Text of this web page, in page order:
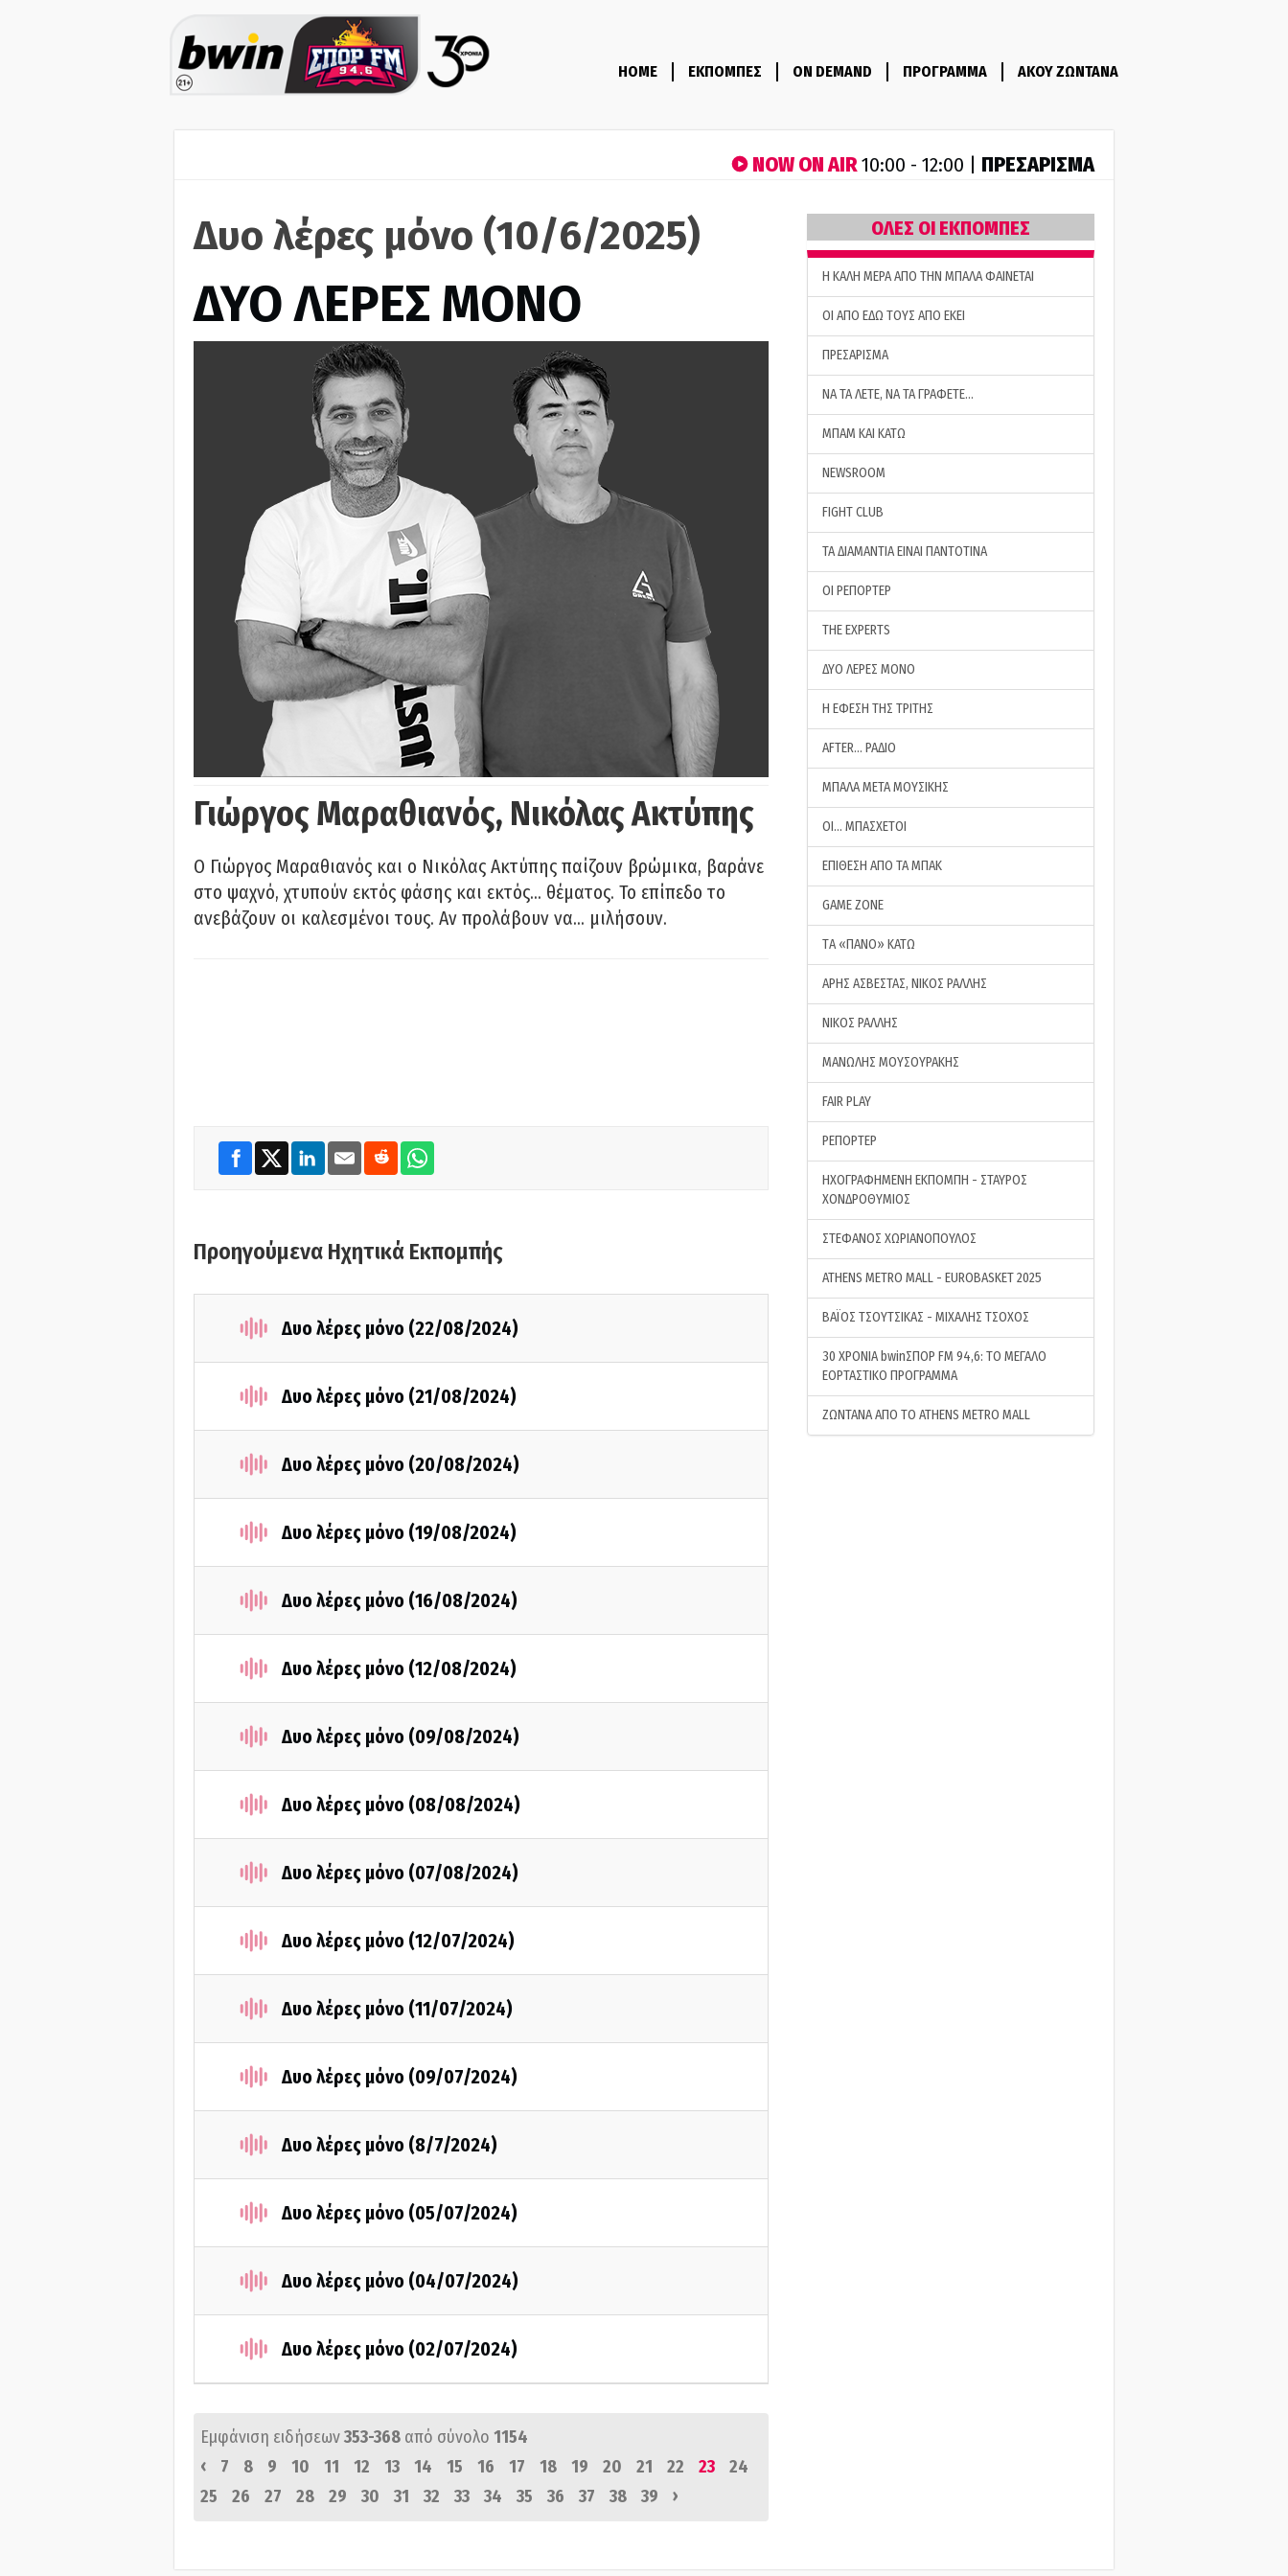
HOME ΕΚΠΟΜΠΕΣ ON DEMAND ΠΡΟΓΡΑΜΜΑ ΑΚΟΥ ΖΩΝΤΑΝΑ
NOW ON AIR10:00 - 12:00 | ΠΡΕΣΑΡΙΣΜΑ
Δυο λέρες μόνο (10/6/2025)
ΔΥΟ ΛΕΡΕΣ ΜΟΝΟ
Γιώργος Μαραθιανός, Νικόλας Ακτύπης
Ο Γιώργος Μαραθιανός και ο Νικόλας Ακτύπης παίζουν βρώμικα, βαράνε
στο ψαχνό, χτυπούν εκτός φάσης και εκτός… θέματος. Το επίπεδο το
ανεβάζουν οι καλεσμένοι τους. Αν προλάβουν να… μιλήσουν.
Προηγούμενα Ηχητικά Εκπομπής
Δυο λέρες μόνο (22/08/2024)
Δυο λέρες μόνο (21/08/2024)
Δυο λέρες μόνο (20/08/2024)
Δυο λέρες μόνο (19/08/2024)
Δυο λέρες μόνο (16/08/2024)
Δυο λέρες μόνο (12/08/2024)
Δυο λέρες μόνο (09/08/2024)
Δυο λέρες μόνο (08/08/2024)
Δυο λέρες μόνο (07/08/2024)
Δυο λέρες μόνο (12/07/2024)
Δυο λέρες μόνο (11/07/2024)
Δυο λέρες μόνο (09/07/2024)
Δυο λέρες μόνο (8/7/2024)
Δυο λέρες μόνο (05/07/2024)
Δυο λέρες μόνο (04/07/2024)
Δυο λέρες μόνο (02/07/2024)
Εμφάνιση ειδήσεων353-368 από σύνολο 1154
‹
7 8 9 10 11 12 13 14 15 16 17 18 19 20 21 22 23
24
25
26 27 28 29 30 31 32 33 34 35 36 37 38 39 ›
ΟΛΕΣ ΟΙ ΕΚΠΟΜΠΕΣ
H ΚΑΛΗ ΜΕΡΑ ΑΠΟ ΤΗΝ ΜΠΑΛΑ ΦΑΙΝΕΤΑΙ
ΟΙ ΑΠΟ ΕΔΩ ΤΟΥΣ ΑΠΟ ΕΚΕΙ
ΠΡΕΣΑΡΙΣΜΑ
ΝΑ ΤΑ ΛΕΤΕ, ΝΑ ΤΑ ΓΡΑΦΕΤΕ…
ΜΠΑΜ ΚΑΙ ΚΑΤΩ
NEWSROOM
FIGHT CLUB
ΤΑ ΔΙΑΜΑΝΤΙΑ ΕΙΝΑΙ ΠΑΝΤΟΤΙΝΑ
ΟΙ ΡΕΠΟΡΤΕΡ
THE EXPERTS
ΔΥΟ ΛΕΡΕΣ ΜΟΝΟ
Η ΕΦΕΣΗ ΤΗΣ ΤΡΙΤΗΣ
AFTER… ΡΑΔΙΟ
ΜΠΑΛΑ ΜΕΤΑ ΜΟΥΣΙΚΗΣ
ΟΙ… ΜΠΑΣΧΕΤΟΙ
ΕΠΙΘΕΣΗ ΑΠΟ ΤΑ ΜΠΑΚ
GAME ZONE
ΤA «ΠΑΝΟ» ΚΑΤΩ
ΑΡΗΣ ΑΣΒΕΣΤΑΣ, ΝΙΚΟΣ ΡΑΛΛΗΣ
ΝΙΚΟΣ ΡΑΛΛΗΣ
ΜΑΝΩΛΗΣ ΜΟΥΣΟΥΡΑΚΗΣ
FAIR PLAY
ΡΕΠΟΡΤΕΡ
ΗΧΟΓΡΑΦΗΜΕΝΗ ΕΚΠΟΜΠΗ - ΣΤΑΥΡΟΣ
ΧΟΝΔΡΟΘΥΜΙΟΣ
ΣΤΕΦΑΝΟΣ ΧΩΡΙΑΝΟΠΟΥΛΟΣ
ATHENS METRO MALL - EUROBASKET 2025
ΒΑΪΟΣ ΤΣΟΥΤΣΙΚΑΣ - ΜΙΧΑΛΗΣ ΤΣΟΧΟΣ
30 ΧΡΟΝΙΑ bwinΣΠΟΡ FM 94,6: ΤΟ ΜΕΓΑΛΟ
ΕΟΡΤΑΣΤΙΚΟ ΠΡΟΓΡΑΜΜΑ
ΖΩΝΤΑΝΑ ΑΠΟ ΤΟ ATHENS METRO MALL